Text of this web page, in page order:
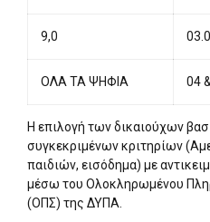
9,0
ΟΛΑ ΤΑ ΨΗΦΙΑ 04
Η επιλογή των δικαιούχων
συγκεκριμένων κριτηρίων
παιδιών, εισόδημα) με
μέσω του Ολοκληρωμένου
(ΟΠΣ) της ΔΥΠΑ.